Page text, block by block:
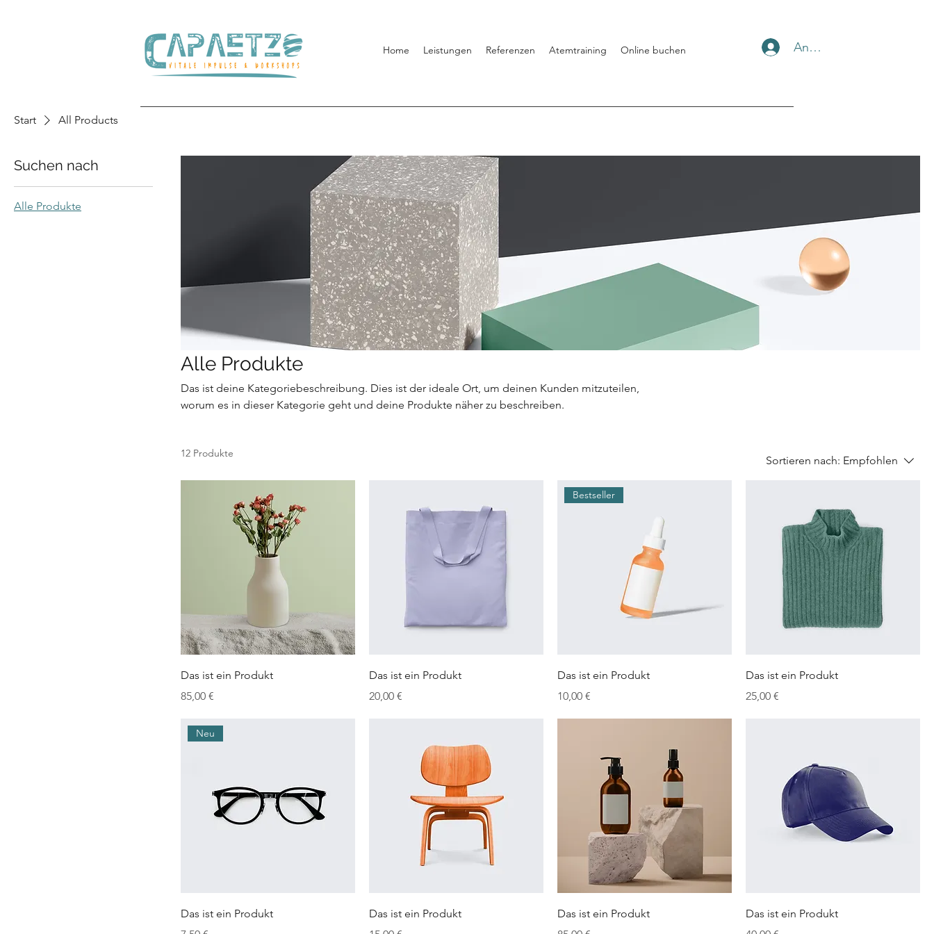
Home Leistungen Referenzen Atemtraining Online buchen Anmelden
Start All Products
Suchen nach
Alle Produkte
Alle Produkte
Das ist deine Kategoriebeschreibung. Dies ist der ideale Ort, um deinen Kunden mitzuteilen,
worum es in dieser Kategorie geht und deine Produkte näher zu beschreiben.
12 Produkte
Sortieren nach: Empfohlen
Das ist ein Produkt
Preis
85,00 €
Das ist ein Produkt
Preis
20,00 €
Bestseller
Das ist ein Produkt
Preis
10,00 €
Das ist ein Produkt
Preis
25,00 €
Neu
Das ist ein Produkt
Das ist ein Produkt
Das ist ein Produkt
Das ist ein Produkt